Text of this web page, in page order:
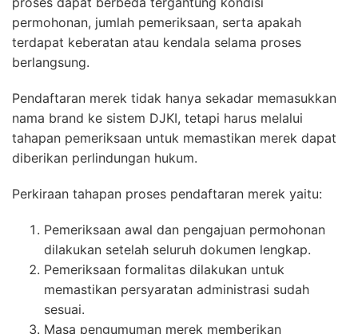
permohonan, jumlah pemeriksaan, serta apakah
terdapat keberatan atau kendala selama proses
berlangsung.
Pendaftaran merek tidak hanya sekadar memasukkan
nama brand ke sistem DJKI, tetapi harus melalui
tahapan pemeriksaan untuk memastikan merek dapat
diberikan perlindungan hukum.
Perkiraan tahapan proses pendaftaran merek yaitu:
Pemeriksaan awal dan pengajuan permohonan
dilakukan setelah seluruh dokumen lengkap.
Pemeriksaan formalitas dilakukan untuk
memastikan persyaratan administrasi sudah
sesuai.
Masa pengumuman merek memberikan